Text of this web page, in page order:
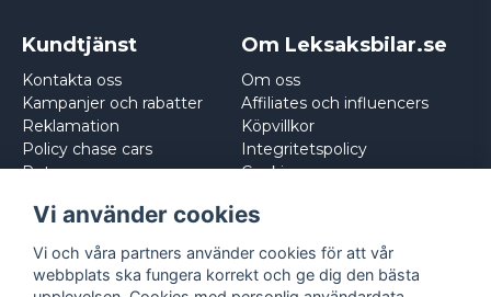
Kundtjänst
Kontakta oss
Kampanjer och rabatter
Reklamation
Policy chase cars
Returnera
Om Leksaksbilar.se
Om oss
Affiliates och influencers
Köpvillkor
Integritetspolicy
Cookies
Vi använder cookies
Vi och våra partners använder cookies för att vår
webbplats ska fungera korrekt och ge dig den bästa